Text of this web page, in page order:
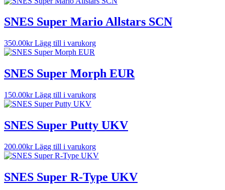
SNES Super Mario Allstars SCN
350.00kr Lägg till i varukorg
SNES Super Morph EUR
150.00kr Lägg till i varukorg
SNES Super Putty UKV
200.00kr Lägg till i varukorg
SNES Super R-Type UKV